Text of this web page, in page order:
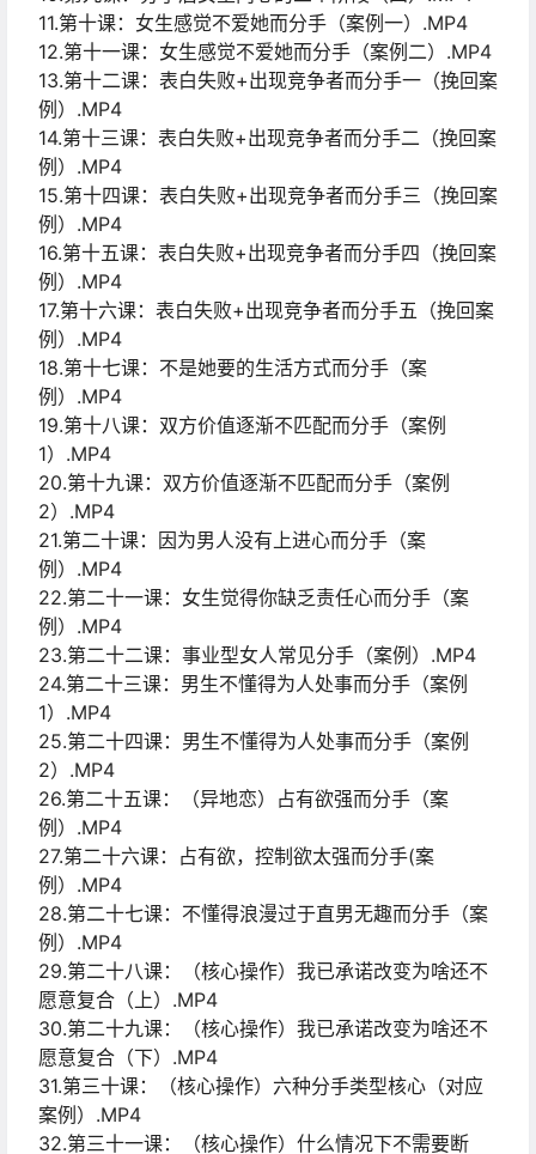
11.第十课：女生感觉不爱她而分手（案例一）.MP4
12.第十一课：女生感觉不爱她而分手（案例二）.MP4
13.第十二课：表白失败+出现竞争者而分手一（挽回案
例）.MP4
14.第十三课：表白失败+出现竞争者而分手二（挽回案
例）.MP4
15.第十四课：表白失败+出现竞争者而分手三（挽回案
例）.MP4
16.第十五课：表白失败+出现竞争者而分手四（挽回案
例）.MP4
17.第十六课：表白失败+出现竞争者而分手五（挽回案
例）.MP4
18.第十七课：不是她要的生活方式而分手（案
例）.MP4
19.第十八课：双方价值逐渐不匹配而分手（案例
1）.MP4
20.第十九课：双方价值逐渐不匹配而分手（案例
2）.MP4
21.第二十课：因为男人没有上进心而分手（案
例）.MP4
22.第二十一课：女生觉得你缺乏责任心而分手（案
例）.MP4
23.第二十二课：事业型女人常见分手（案例）.MP4
24.第二十三课：男生不懂得为人处事而分手（案例
1）.MP4
25.第二十四课：男生不懂得为人处事而分手（案例
2）.MP4
26.第二十五课：（异地恋）占有欲强而分手（案
例）.MP4
27.第二十六课：占有欲，控制欲太强而分手(案
例）.MP4
28.第二十七课：不懂得浪漫过于直男无趣而分手（案
例）.MP4
29.第二十八课：（核心操作）我已承诺改变为啥还不
愿意复合（上）.MP4
30.第二十九课：（核心操作）我已承诺改变为啥还不
愿意复合（下）.MP4
31.第三十课：（核心操作）六种分手类型核心（对应
案例）.MP4
32.第三十一课：（核心操作）什么情况下不需要断